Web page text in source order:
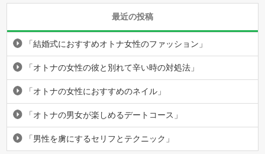
最近の投稿
「結婚式におすすめオトナ女性のファッション」
「オトナの女性の彼と別れて辛い時の対処法」
「オトナの女性におすすめのネイル」
「オトナの男女が楽しめるデートコース」
「男性を虜にするセリフとテクニック」